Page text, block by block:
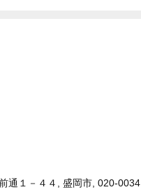
通１－４４, 盛岡市, 020-0034